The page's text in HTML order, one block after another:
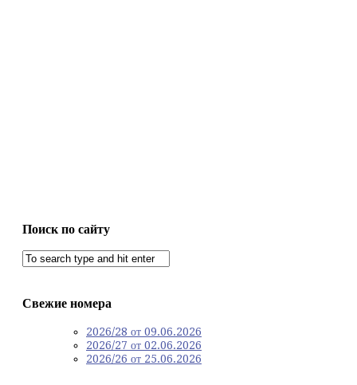
Поиск по сайту
Свежие номера
2026/28 от 09.06.2026
2026/27 от 02.06.2026
2026/26 от 25.06.2026